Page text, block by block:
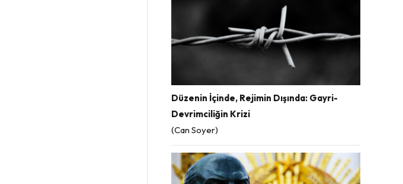
Düzenin İçinde, Rejimin Dışında: Gayri-
Devrimciliğin Krizi
(Can Soyer)